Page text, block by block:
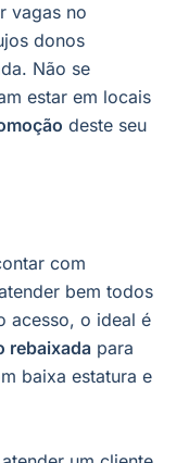
vagas no
donos
Não se
estar em locais
deste seu
com
bem todos
acesso, o ideal é
rebaixada para
baixa estatura e